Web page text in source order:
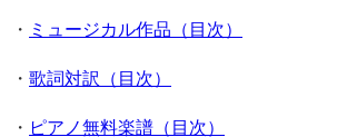
・ ミュージカル作品（目次）
・ 歌詞対訳（目次）
・ ピアノ無料楽譜（目次）